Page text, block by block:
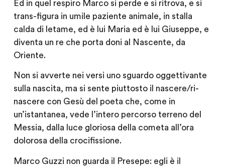
Ed in quel respiro Marco si perde e si ritrova, e si
trans-figura in umile paziente animale, in stalla
calda di letame, ed è lui Maria ed è lui Giuseppe, e
diventa un re che porta doni al Nascente, da
Oriente.
Non si avverte nei versi uno sguardo oggettivante
sulla nascita, ma si sente piuttosto il nascere/ri-
nascere con Gesù del poeta che, come in
un’istantanea, vede l’intero percorso terreno del
Messia, dalla luce gloriosa della cometa all’ora
dolorosa della crocifissione.
Marco Guzzi non guarda il Presepe: egli è il